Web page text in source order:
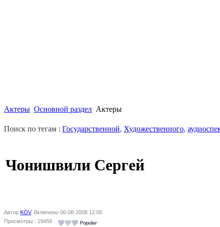
Актеры Основной раздел Актеры
Поиск по тегам : Государственной, Художественного,
Чонишвили Сергей
Автор KOV, Включено 06-08-2008 12:05
Просмотры : 19459